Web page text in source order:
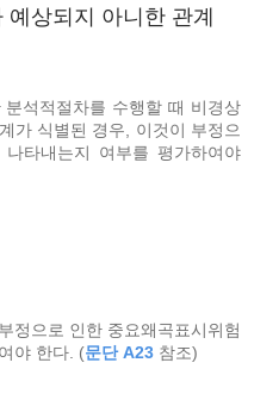
예상되지 아니한 관계
석적절차를 수행할 때 비경상
가 식별된 경우, 이것이 부정으
타내는지 여부를 평가하여야
정으로 인한 중요왜곡표시위험
야 한다. (문단 A23 참조)